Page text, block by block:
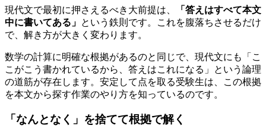
現代文で最初に押さえるべき大前提は、
「答えはすべて本文
中に書いてある」 という鉄則です。これを腹落ちさせるだけ
で、解き方が大きく変わります。
数学の計算に明確な根拠があるのと同じで、現代文にも「こ
こがこう書かれているから、答えはこれになる」という論理
の道筋が存在します。安定して点を取る受験生は、この根拠
を本文から探す作業のやり方を知っているのです。
「なんとなく」を捨てて根拠で解く